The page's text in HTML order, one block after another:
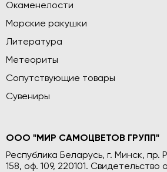
Окаменелости
Морские ракушки
Литература
Метеориты
Сопутствующие товары
Сувениры
ООО "МИР САМОЦВЕТОВ ГРУПП"
Республика Беларусь, г. Минск, пр.
158, оф. 109, 220101. Свидетельство